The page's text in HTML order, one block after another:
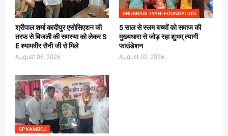
श्रीपाल शर्मा कादीपुर एसोसिएशन की
तरफ से बिजली की समस्या को लेकर S
E श्यामवीर सैनी जी से मिले
August 06, 2026
SHUBHAM TYAGI FOUNDATION
5 साल से स्लम बच्चों को समाज की
मुख्यधारा से जोड़ रहा शुभम् त्यागी
फाउंडेशन
August 02, 2026
SP KAMBOJ